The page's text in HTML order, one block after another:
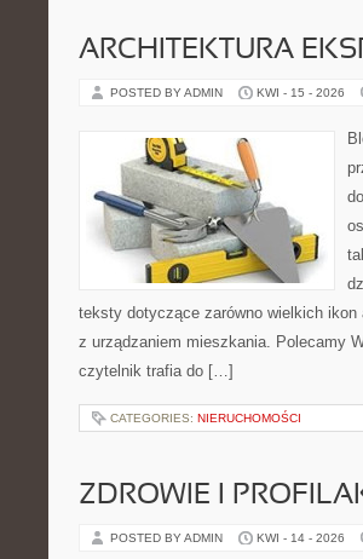
ARCHITEKTURA
POSTED BY ADMIN KWI - 15 - 2026
teksty dotyczące zarówno wielkich
z urządzaniem mieszkania. Polecamy
czytelnik trafia do […]
CATEGORIES: NIERUCHOMOŚCI
ZDROWIE I
POSTED BY ADMIN KWI - 14 - 2026